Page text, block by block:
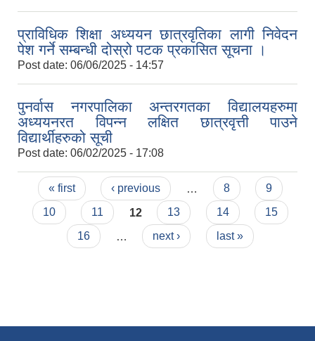
प्राविधिक शिक्षा अध्ययन छात्रवृतिका लागी निवेदन
पेश गर्ने सम्बन्धी दोस्रो पटक प्रकासित सूचना ।
Post date: 06/06/2025 - 14:57
पुनर्वास नगरपालिका अन्तरगतका विद्यालयहरुमा
अध्ययनरत विपन्न लक्षित छात्रवृत्ती पाउने
विद्यार्थीहरुको सूची
Post date: 06/02/2025 - 17:08
Pages
« first ‹ previous 8
9
10
11 12 13 14
15
16
next › last »